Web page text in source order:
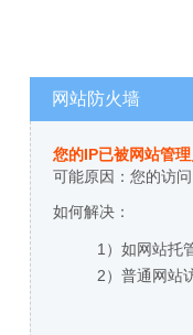
网站防火墙
您的IP已被网站管
可能原因：您的访
如何解决：
1）如网站托
2）普通网站